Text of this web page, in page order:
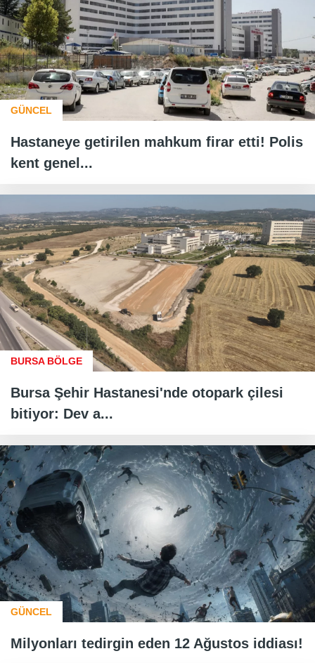
GÜNCEL
Hastaneye getirilen mahkum firar etti! Polis
kent genel...
BURSA BÖLGE
Bursa Şehir Hastanesi'nde otopark çilesi
bitiyor: Dev a...
GÜNCEL
Milyonları tedirgin eden 12 Ağustos iddiası!